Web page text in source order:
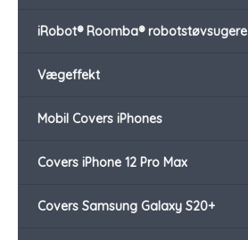
iRobot® Roomba® robotstøvsugere
Vægeffekt
Mobil Covers iPhones
Covers iPhone 12 Pro Max
Covers Samsung Galaxy S20+